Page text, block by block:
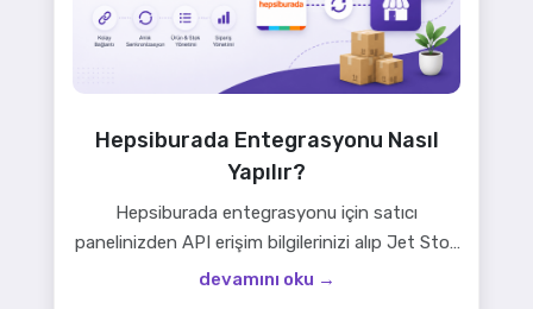
Hepsiburada Entegrasyonu Nasıl
Yapılır?
Hepsiburada entegrasyonu için satıcı
panelinizden API erişim bilgilerinizi alıp Jet Stok
paneline girmeniz yeterli. Bağlantı kurulduktan
devamını oku →